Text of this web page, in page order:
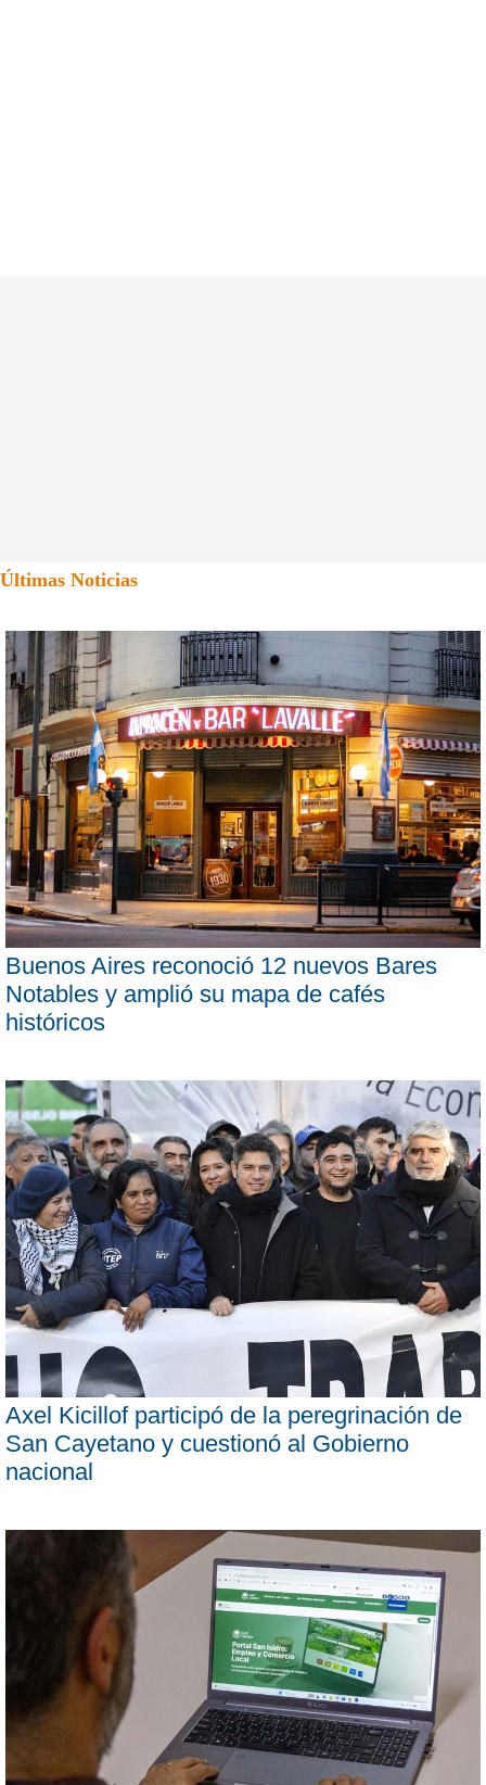
Últimas Noticias
Buenos Aires reconoció 12 nuevos Bares
Notables y amplió su mapa de cafés
históricos
Axel Kicillof participó de la peregrinación de
San Cayetano y cuestionó al Gobierno
nacional